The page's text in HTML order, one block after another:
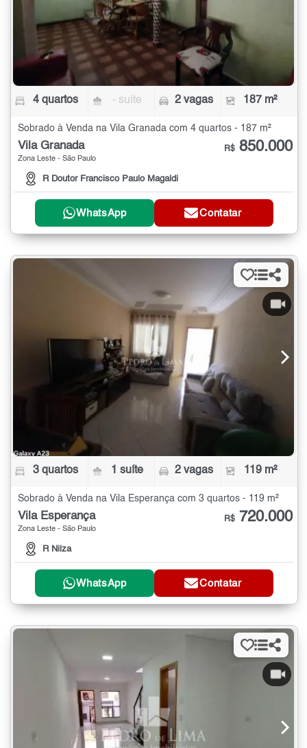
4 quartos - suíte 2 vagas 187 m²
Sobrado à Venda na Vila Granada com 4 quartos - 187 m²
Vila Granada
Zona Leste - São Paulo
R Doutor Francisco Paulo Magaldi
R$ 850.000
WhatsApp Contatar
3 quartos 1 suíte 2 vagas 119 m²
Sobrado à Venda na Vila Esperança com 3 quartos - 119 m²
Vila Esperança
Zona Leste - São Paulo
R Nilza
R$ 720.000
WhatsApp Contatar